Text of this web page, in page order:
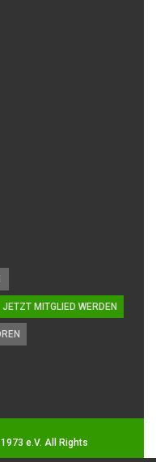
JETZT MITGLIED WERDEN
e.V. All Rights